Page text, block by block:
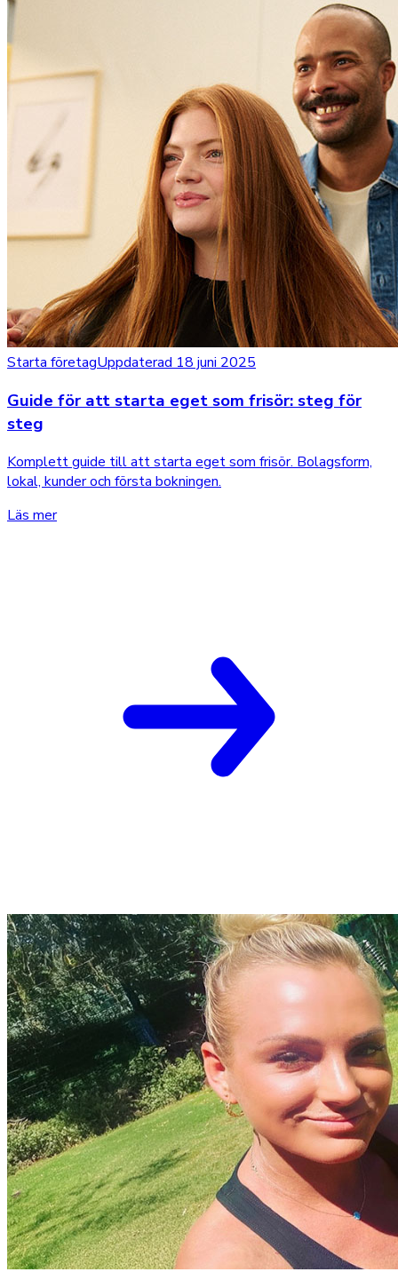
Starta företagUppdaterad 18 juni 2025
Guide för att starta eget som frisör: steg för
steg
Komplett guide till att starta eget som frisör. Bolagsform,
lokal, kunder och första bokningen.
Läs mer